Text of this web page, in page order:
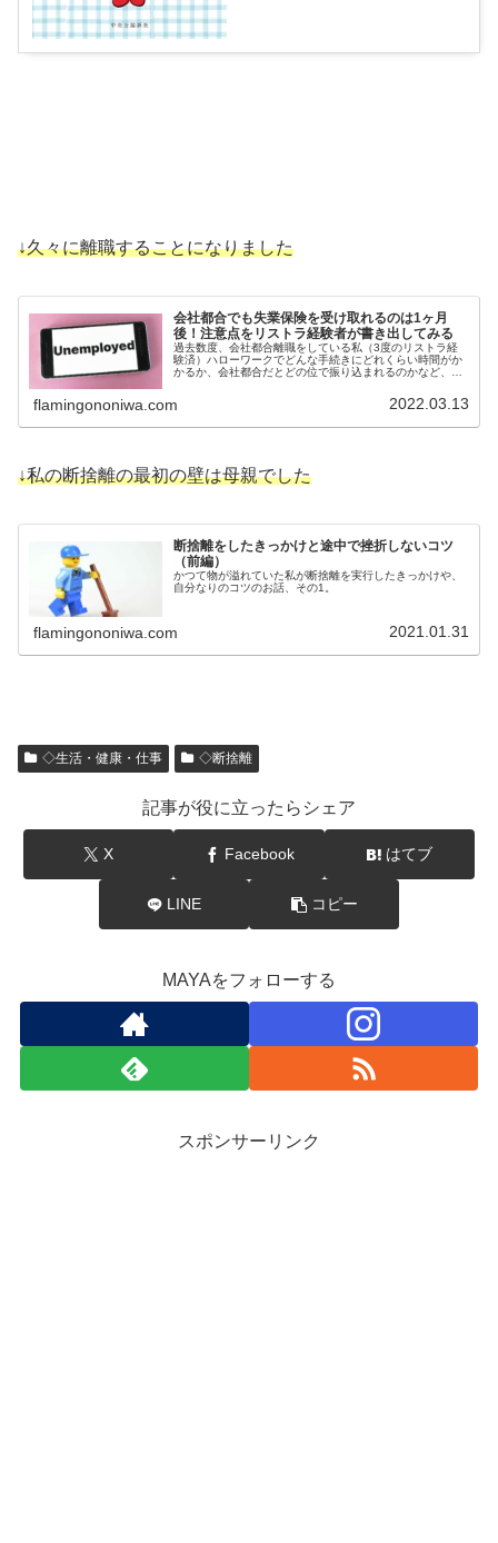
↓久々に離職することになりました
会社都合でも失業保険を受け取れるのは1ヶ月
後！注意点をリストラ経験者が書き出してみる
過去数度、会社都合離職をしている私（3度のリストラ経
験済）ハローワークでどんな手続きにどれくらい時間がか
かるか、会社都合だとどの位で振り込まれるのかなど、過
flamingononiwa.com 2022.03.13
↓私の断捨離の最初の壁は母親でした
断捨離をしたきっかけと途中で挫折しないコツ
（前編）
かつて物が溢れていた私が断捨離を実行したきっかけや、
自分なりのコツのお話、その1。
flamingononiwa.com 2021.01.31
◇生活・健康・仕事 ◇断捨離
記事が役に立ったらシェア
X Facebook はてブ
LINE コピー
MAYAをフォローする
スポンサーリンク